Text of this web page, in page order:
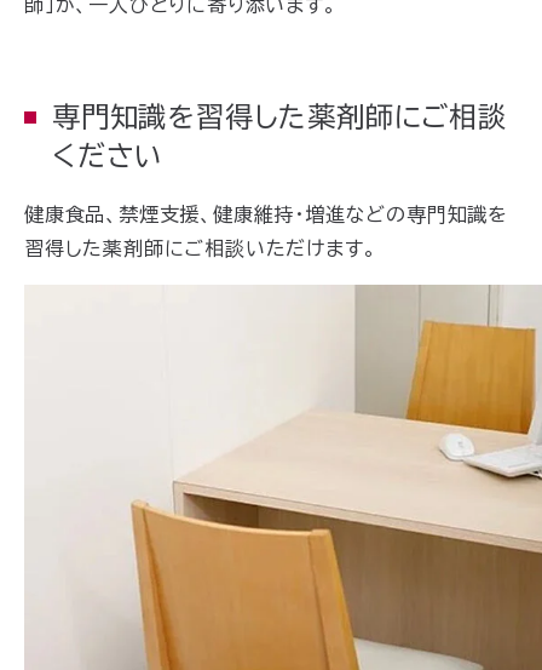
師」が、一人ひとりに寄り添います。
専門知識を習得した薬剤師にご相談
ください
健康食品、禁煙支援、健康維持・増進などの専門知識を
習得した薬剤師にご相談いただけます。